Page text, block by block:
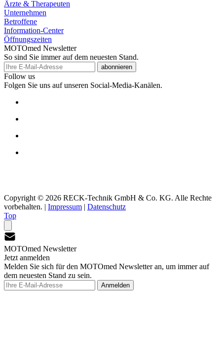
Ärzte & Therapeuten
Unternehmen
Betroffene
Information-Center
Öffnungszeiten
MOTOmed Newsletter
So sind Sie immer auf dem neuesten Stand.
abonnieren
Follow us
Folgen Sie uns auf unseren Social-Media-Kanälen.
Copyright © 2026 RECK-Technik GmbH & Co. KG. Alle Rechte
vorbehalten. | Impressum | Datenschutz
Top
MOTOmed Newsletter
Jetzt anmelden
Melden Sie sich für den MOTOmed Newsletter an, um immer auf
dem neuesten Stand zu sein.
Anmelden